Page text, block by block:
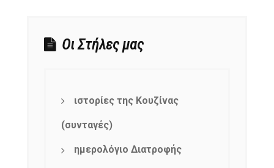
Οι Στήλες μας
ιστορίες της Κουζίνας
(συνταγές)
ημερολόγιο Διατροφής